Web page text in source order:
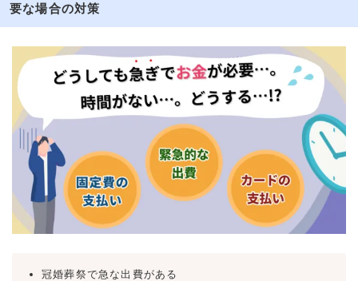
要な場合の対策
冠婚葬祭で急な出費がある